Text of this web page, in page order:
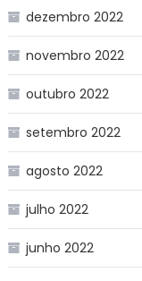
dezembro 2022
novembro 2022
outubro 2022
setembro 2022
agosto 2022
julho 2022
junho 2022